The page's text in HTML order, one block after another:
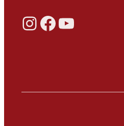
InstagramFacebook YouTube